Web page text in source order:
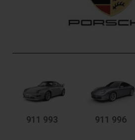
911 993 911 996